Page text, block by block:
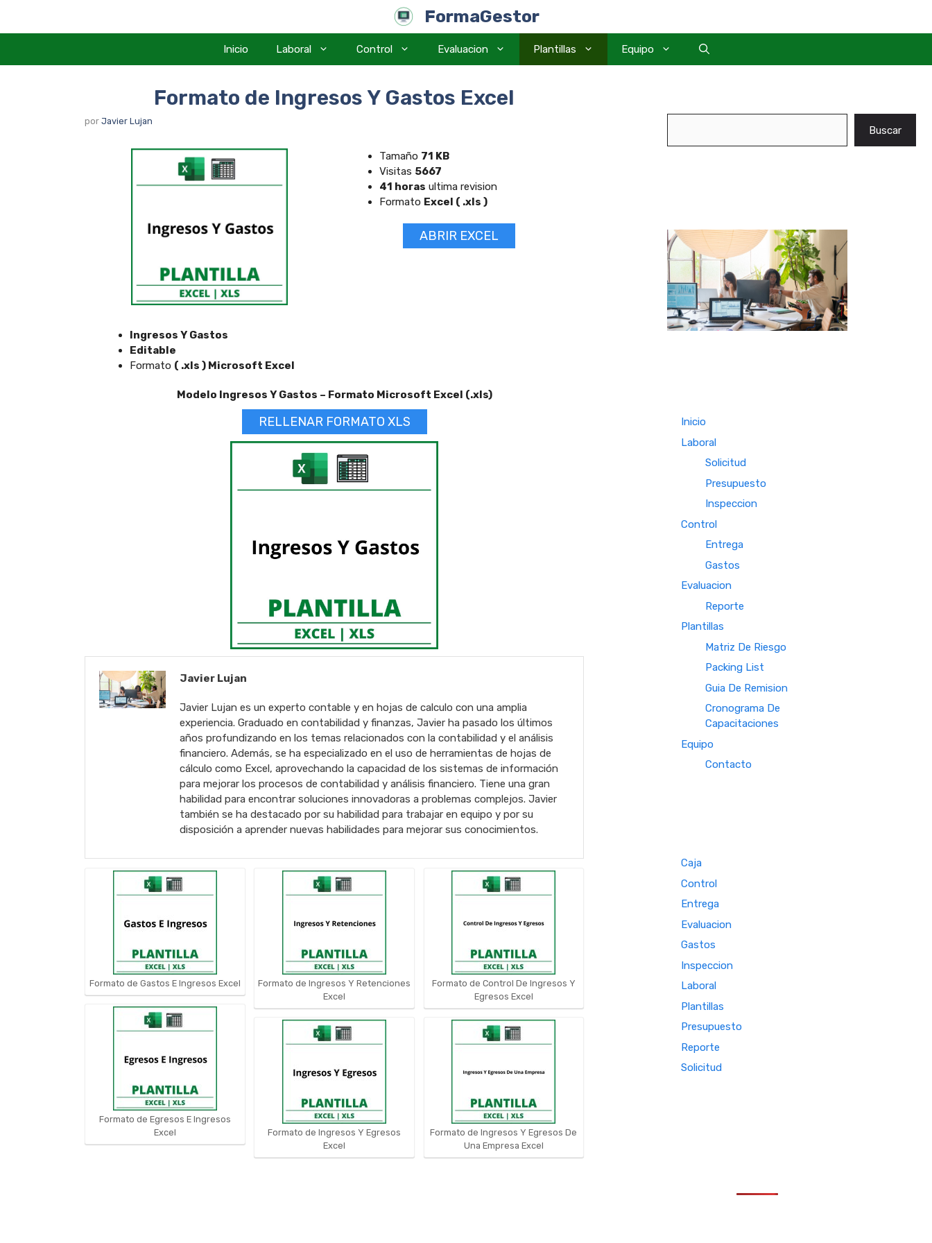
contenido
FormaGestor
Inicio Laboral Control Evaluacion Plantillas Equipo
Formato de Ingresos Y Gastos Excel
por Javier Lujan
Tamaño 71 KB
Visitas 5667
41 horas ultima revision
Formato Excel ( .xls )
ABRIR EXCEL
Ingresos Y Gastos
Editable
Formato ( .xls ) Microsoft Excel
Modelo Ingresos Y Gastos – Formato Microsoft Excel (.xls)
RELLENAR FORMATO XLS
Javier Lujan
Javier Lujan es un experto contable y en hojas de calculo con una amplia
experiencia. Graduado en contabilidad y finanzas, Javier ha pasado los últimos
años profundizando en los temas relacionados con la contabilidad y el análisis
financiero. Además, se ha especializado en el uso de herramientas de hojas de
cálculo como Excel, aprovechando la capacidad de los sistemas de información
para mejorar los procesos de contabilidad y análisis financiero. Tiene una gran
habilidad para encontrar soluciones innovadoras a problemas complejos. Javier
también se ha destacado por su habilidad para trabajar en equipo y por su
disposición a aprender nuevas habilidades para mejorar sus conocimientos.
Formato de Gastos E Ingresos Excel
Formato de Egresos E Ingresos
Excel
Formato de Ingresos Y Retenciones
Excel
Formato de Ingresos Y Egresos
Excel
Formato de Control De Ingresos Y
Egresos Excel
Formato de Ingresos Y Egresos De
Una Empresa Excel
Buscar
Inicio
Laboral
Solicitud
Presupuesto
Inspeccion
Control
Entrega
Gastos
Evaluacion
Reporte
Plantillas
Matriz De Riesgo
Packing List
Guia De Remision
Cronograma De
Capacitaciones
Equipo
Contacto
Caja
Control
Entrega
Evaluacion
Gastos
Inspeccion
Laboral
Plantillas
Presupuesto
Reporte
Solicitud